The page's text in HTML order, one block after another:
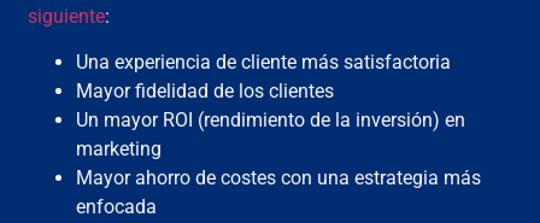
siguiente:
Una experiencia de cliente más satisfactoria
Mayor fidelidad de los clientes
Un mayor ROI (rendimiento de la inversión) en
marketing
Mayor ahorro de costes con una estrategia más
enfocada